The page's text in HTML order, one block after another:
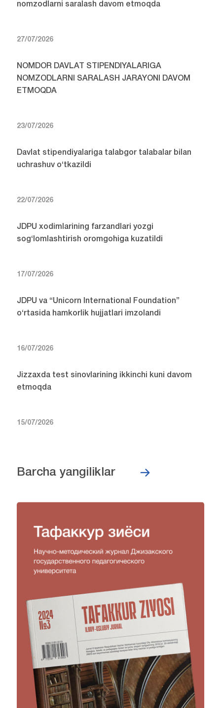
nomzodlarni saralash davom etmoqda
27/07/2026
NOMDOR DAVLAT STIPENDIYALARIGA
NOMZODLARNI SARALASH JARAYONI DAVOM
ETMOQDA
23/07/2026
Davlat stipendiyalariga talabgor talabalar bilan
uchrashuv o‘tkazildi
22/07/2026
JDPU xodimlarining farzandlari yozgi
sog‘lomlashtirish oromgohiga kuzatildi
17/07/2026
JDPU va “Unicorn International Foundation”
o‘rtasida hamkorlik hujjatlari imzolandi
16/07/2026
Jizzaxda test sinovlarining ikkinchi kuni davom
etmoqda
15/07/2026
Barcha yangiliklar